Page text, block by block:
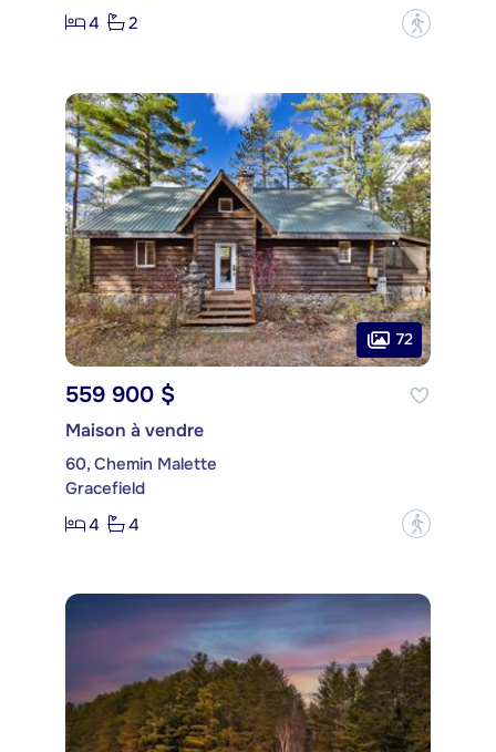
4
2 ?
72
559 900 $
Maison à vendre
60, Chemin Malette
Gracefield
4
4 ?